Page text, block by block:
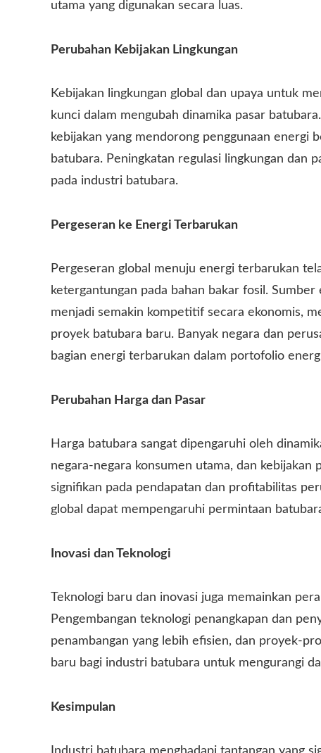
utama yang digunakan secara luas.
Perubahan Kebijakan Lingkungan
Kebijakan lingkungan global dan upaya untuk
kunci dalam mengubah dinamika pasar
kebijakan yang mendorong penggunaan energi
batubara. Peningkatan regulasi lingkungan dan
pada industri batubara.
Pergeseran ke Energi Terbarukan
Pergeseran global menuju energi terbarukan
ketergantungan pada bahan bakar fosil.
menjadi semakin kompetitif secara ekonomis,
proyek batubara baru. Banyak negara dan
bagian energi terbarukan dalam portofolio
Perubahan Harga dan Pasar
Harga batubara sangat dipengaruhi oleh
negara-negara konsumen utama, dan
signifikan pada pendapatan dan profitabilitas
global dapat mempengaruhi permintaan
Inovasi dan Teknologi
Teknologi baru dan inovasi juga memainkan
Pengembangan teknologi penangkapan dan
penambangan yang lebih efisien, dan proyek-
baru bagi industri batubara untuk mengurangi
Kesimpulan